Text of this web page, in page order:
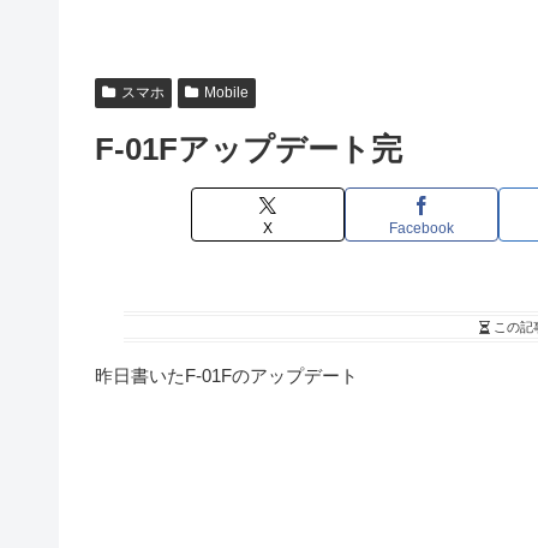
スマホ Mobile
F-01Fアップデート完
X Facebook
この記
昨日書いたF-01Fのアップデート